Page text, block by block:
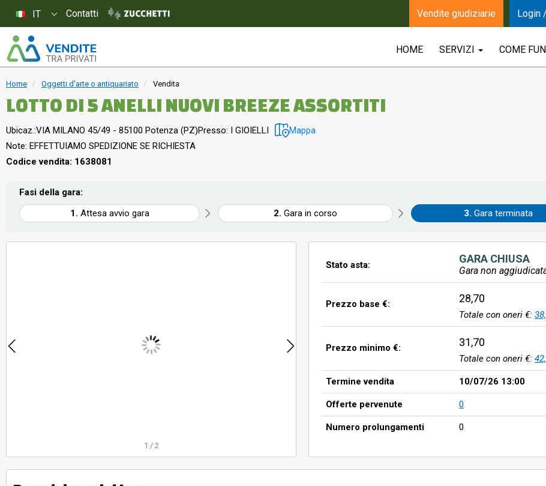
HOME SERVIZI COME
Home Oggetti d'arte o antiquariato Vendita
LOTTO DI 5 ANELLI NUOVI BREEZE ASSORTITI
Ubicaz.:VIA MILANO 45/49 - 85100 Potenza (PZ)Presso: I GIOIELLI Mappa
Note: EFFETTUIAMO SPEDIZIONE SE RICHIESTA
Codice vendita: 1638081
Fasi della gara:
Attesa avvio gara
Gara in corso Gara terminata
1 / 2
Stato asta: GARA CHIUSA
Gara non
Prezzo base €: 28,70
Totale con oneri €:
Prezzo minimo €: 31,70
Totale con oneri €:
Termine vendita 10/07/26 13:00
Offerte pervenute 0
Numero prolungamenti 0
IT Contatti Vendite giudiziarie Login